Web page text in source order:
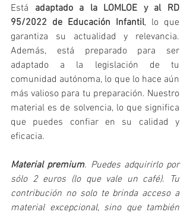
Está adaptado a la LOMLOE y al RD
95/2022 de Educación Infantil, lo que
garantiza su actualidad y relevancia.
Además, está preparado para ser
adaptado a la legislación de tu
comunidad autónoma, lo que lo hace aún
más valioso para tu preparación. Nuestro
material es de solvencia, lo que significa
que puedes confiar en su calidad y
eficacia.
Material premium. Puedes adquirirlo por
sólo 2 euros (lo que vale un café). Tu
contribución no solo te brinda acceso a
material excepcional, sino que también